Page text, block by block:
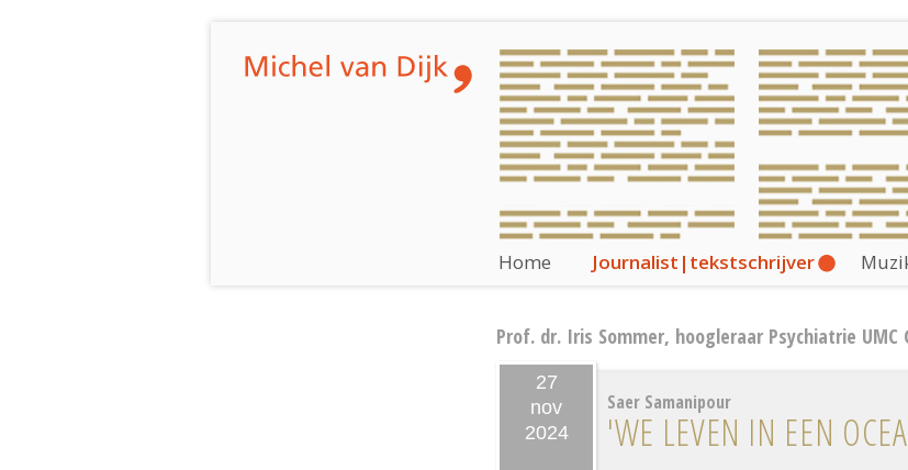
Home Journalist|tekstschrijver
Prof. dr. Iris Sommer, hoogleraar Psychiatrie UMC
27
nov
2024
Saer Samanipour
'WE LEVEN IN EEN